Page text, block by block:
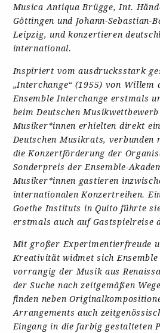
Musica Antiqua Brügge, Int.
Göttingen und Johann-Sebastian-
Leipzig, und konzertieren
international.
Inspiriert vom ausdrucksstark
„Interchange“ (1955) von Willem
Ensemble Interchange erstmals
beim Deutschen
Musiker*innen erhielten direkt
Deutschen Musikrats, verbunden
die Konzertförderung der
Sonderpreis der Ensemble-
Musiker*innen gastieren
internationalen Konzertreihen.
Goethe Instituts in Quito führte
erstmals auch auf Gastspielreise
Mit großer Experimentierfreude
Kreativität widmet sich
vorrangig der Musik aus
der Suche nach zeitgemäßen
finden neben
Arrangements auch
Eingang in die farbig gestalteten